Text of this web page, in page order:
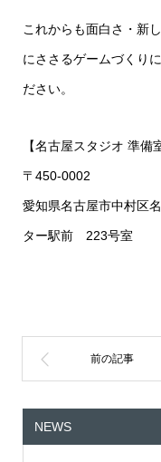
これからも面白さ・新
にささるゲームづくり
ださい。
【名古屋スタジオ 準備
〒450-0002
愛知県名古屋市中村区
ター駅前 223号室
NEWS